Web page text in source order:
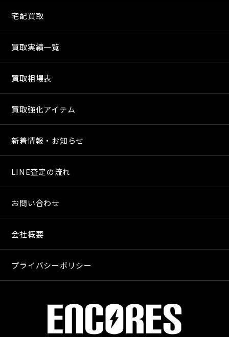
宅配買取
買取実績一覧
買取相場表
買取強化アイテム
新着情報・お知らせ
LINE査定の流れ
お問い合わせ
会社概要
プライバシーポリシー